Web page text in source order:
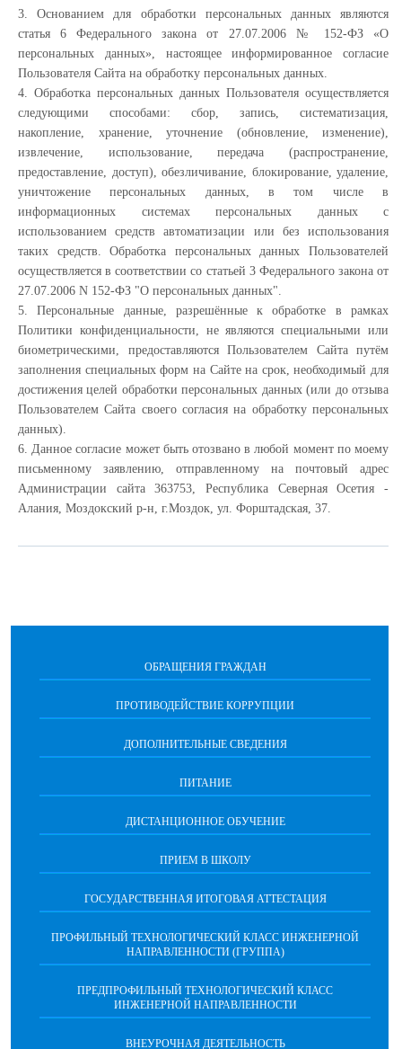
3. Основанием для обработки персональных данных являются
статья 6 Федерального закона от 27.07.2006 № 152-ФЗ «О
персональных данных», настоящее информированное согласие
Пользователя Сайта на обработку персональных данных.
4. Обработка персональных данных Пользователя осуществляется
следующими способами: сбор, запись, систематизация,
накопление, хранение, уточнение (обновление, изменение),
извлечение, использование, передача (распространение,
предоставление, доступ), обезличивание, блокирование, удаление,
уничтожение персональных данных, в том числе в
информационных системах персональных данных с
использованием средств автоматизации или без использования
таких средств. Обработка персональных данных Пользователей
осуществляется в соответствии со статьей 3 Федерального закона от
27.07.2006 N 152-ФЗ "О персональных данных".
5. Персональные данные, разрешённые к обработке в рамках
Политики конфиденциальности, не являются специальными или
биометрическими, предоставляются Пользователем Сайта путём
заполнения специальных форм на Сайте на срок, необходимый для
достижения целей обработки персональных данных (или до отзыва
Пользователем Сайта своего согласия на обработку персональных
данных).
6. Данное согласие может быть отозвано в любой момент по моему
письменному заявлению, отправленному на почтовый адрес
Администрации сайта 363753, Республика Северная Осетия -
Алания, Моздокский р-н, г.Моздок, ул. Форштадская, 37.
ОБРАЩЕНИЯ ГРАЖДАН
ПРОТИВОДЕЙСТВИЕ КОРРУПЦИИ
ДОПОЛНИТЕЛЬНЫЕ СВЕДЕНИЯ
ПИТАНИЕ
ДИСТАНЦИОННОЕ ОБУЧЕНИЕ
ПРИЕМ В ШКОЛУ
ГОСУДАРСТВЕННАЯ ИТОГОВАЯ АТТЕСТАЦИЯ
ПРОФИЛЬНЫЙ ТЕХНОЛОГИЧЕСКИЙ КЛАСС ИНЖЕНЕРНОЙ
НАПРАВЛЕННОСТИ (ГРУППА)
ПРЕДПРОФИЛЬНЫЙ ТЕХНОЛОГИЧЕСКИЙ КЛАСС
ИНЖЕНЕРНОЙ НАПРАВЛЕННОСТИ
ВНЕУРОЧНАЯ ДЕЯТЕЛЬНОСТЬ